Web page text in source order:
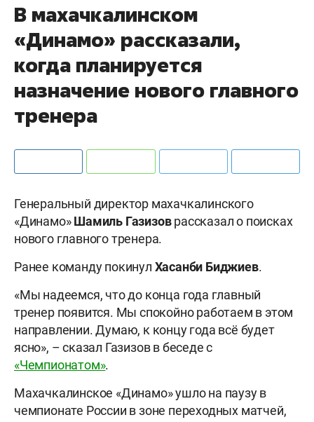
В махачкалинском
«Динамо» рассказали,
когда планируется
назначение нового главного
тренера
Генеральный директор махачкалинского
«Динамо»Шамиль Газизоврассказал о поисках
нового главного тренера.
Ранее команду покинул Хасанби Биджиев.
«Мы надеемся, что до конца года главный
тренер появится. Мы спокойно работаем в этом
направлении. Думаю, к концу года всё будет
ясно», – сказал Газизов в беседе с
«Чемпионатом».
Махачкалинское «Динамо» ушло на паузу в
чемпионате России в зоне переходных матчей,